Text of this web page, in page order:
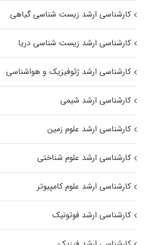
کارشناسی ارشد زیست‌ شناسی گیاهی
کارشناسی ارشد زیست‌ شناسی دریا
کارشناسی ارشد ژئوفیزیک و هواشناسی
کارشناسی ارشد شیمی
کارشناسی ارشد علوم زمین
کارشناسی ارشد علوم شناختی
کارشناسی ارشد علوم کامپیوتر
کارشناسی ارشد فوتونیک